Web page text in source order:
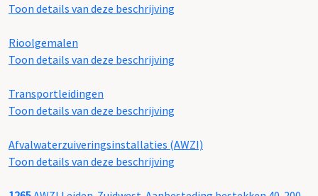
Toon details van deze beschrijving
Rioolgemalen
Toon details van deze beschrijving
Transportleidingen
Toon details van deze beschrijving
Afvalwaterzuiveringsinstallaties (AWZI)
Toon details van deze beschrijving